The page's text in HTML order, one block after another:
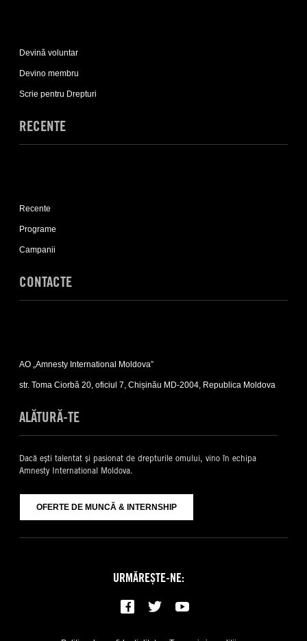
Implică-
te
sub-
list
Devină voluntar
Devino membru
Scrie pentru Drepturi
RECENTE
Recente
sub-
list
Recente
Programe
Campanii
CONTACTE
Contacte
sub-
list
AO „Amnesty International Moldova”
str. Toma Ciorbă 20, oficiul 7, Chișinău MD-2004, Republica Moldova
ALĂTURĂ-TE
Dacă ești talentat și pasionat de drepturile omului, vino în echipa
Amnesty International Moldova.
OFERTE DE MUNCĂ & INTERNSHIP
URMĂREȘTE-NE: